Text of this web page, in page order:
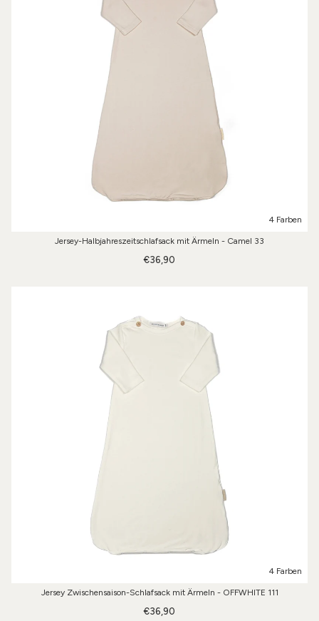
4 Farben
Jersey-Halbjahreszeitschlafsack mit Ärmeln - Camel 33
€36,90
4 Farben
Jersey Zwischensaison-Schlafsack mit Ärmeln - OFFWHITE 111
€36,90